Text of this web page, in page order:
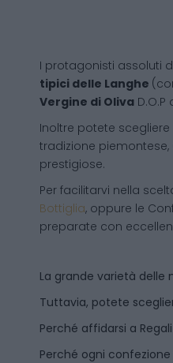
I protagonisti assoluti
tipici delle Langhe
Vergine di Oliva
Inoltre potete scegliere
tradizione piemontese,
prestigiose.
Per facilitarvi nella
Bottiglia, oppure le
preparate con
La grande varietà delle
Tuttavia, potete
Perché affidarsi a
Perché ogni